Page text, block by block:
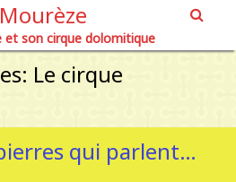
et son cirque dolomitique
Le cirque
qui parlent…